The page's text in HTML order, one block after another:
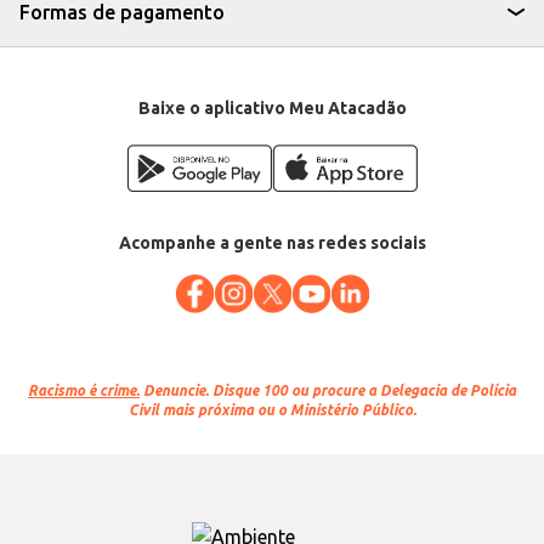
Formas de pagamento
Baixe o aplicativo Meu Atacadão
Acompanhe a gente nas redes sociais
Racismo é crime. Denuncie. Disque 100 ou procure a Delegacia de Polícia
Civil mais próxima ou o Ministério Público.